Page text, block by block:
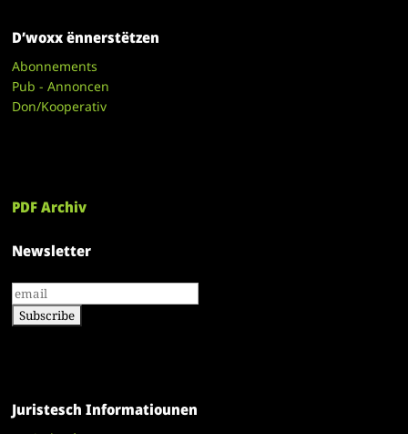
D’woxx ënnerstëtzen
Abonnements
Pub - Annoncen
Don/Kooperativ
PDF Archiv
Newsletter
Juristesch Informatiounen